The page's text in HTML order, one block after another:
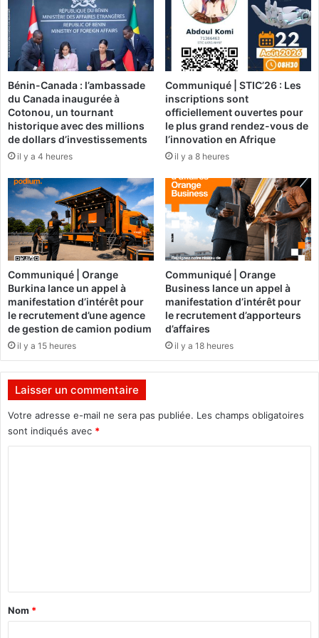
i
s
o
n
,
u
n
l
i
e
u
e
n
a
n
t
d
e
L
a
u
r
n
G
b
a
g
’
u
n
D
é
d
o
u
g
o
u
-
B
o
b
o
:
S
E
M
F
O
d
i
t
o
l
o
i
r
n
f
o
Bénin-Canada : l’ambassade
du Canada inaugurée à
Cotonou, un tournant
historique avec des millions
de dollars d’investissements
il y a 4 heures
Communiqué | STIC’26 : Les
inscriptions sont
officiellement ouvertes pour
le plus grand rendez-vous de
l’innovation en Afrique
il y a 8 heures
Communiqué | Orange
Burkina lance un appel à
manifestation d’intérêt pour
le recrutement d’une agence
de gestion de camion podium
il y a 15 heures
Communiqué | Orange
Business lance un appel à
manifestation d’intérêt pour
le recrutement d’apporteurs
d’affaires
il y a 18 heures
Laisser un commentaire
Votre adresse e-mail ne sera pas publiée. Les champs obligatoires
sont indiqués avec *
a
Nom *